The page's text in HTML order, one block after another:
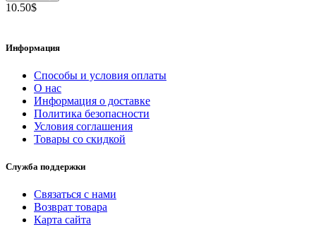
10.50$
Информация
Способы и условия оплаты
О нас
Информация о доставке
Политика безопасности
Условия соглашения
Товары со скидкой
Служба поддержки
Связаться с нами
Возврат товара
Карта сайта